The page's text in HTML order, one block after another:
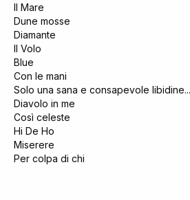
Il Mare
Dune mosse
Diamante
Il Volo
Blue
Con le mani
Solo una sana e consapevole libidine...
Diavolo in me
Così celeste
Hi De Ho
Miserere
Per colpa di chi